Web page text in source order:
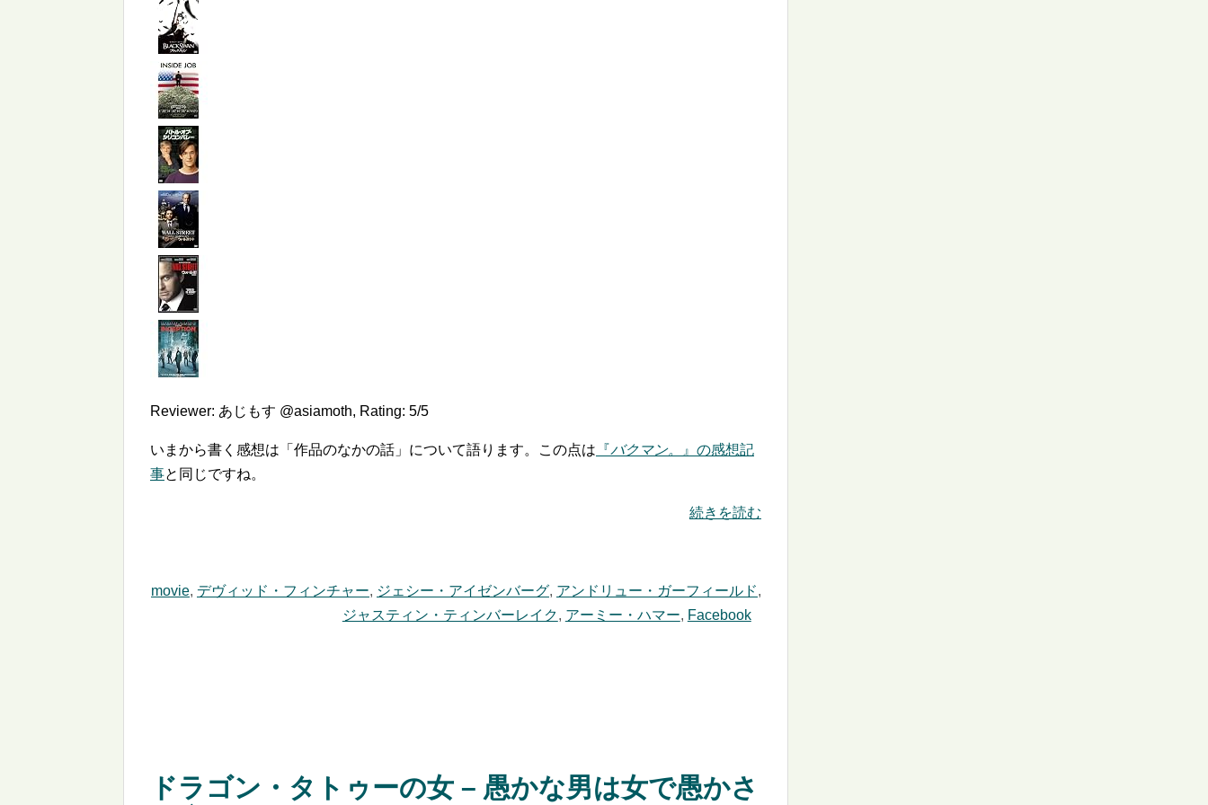
Reviewer: あじもす @asiamoth, Rating: 5/5
いまから書く感想は「作品のなかの話」について語ります。この点は 『バクマン。
』の感想記
事と同じですね。
続きを読む
movie, デヴィッド・フィンチャー, ジェシー・アイゼンバーグ, アンドリュー・ガーフィールド,
ジャスティン・ティンバーレイク, アーミー・ハマー, Facebook
ドラゴン・タトゥーの女 – 愚かな男は女で愚かさ